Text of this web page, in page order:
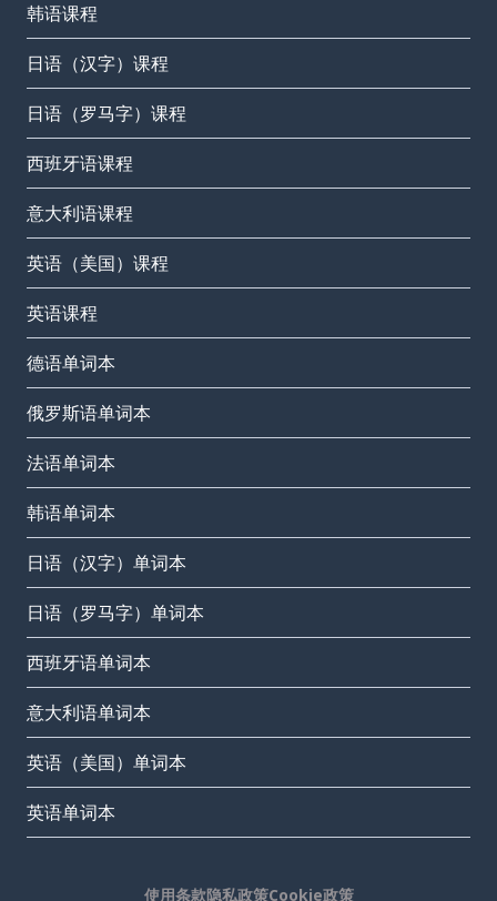
韩语课程
日语（汉字）课程
日语（罗马字）课程
西班牙语课程
意大利语课程
英语（美国）课程
英语课程
德语单词本
俄罗斯语单词本
法语单词本
韩语单词本
日语（汉字）单词本
日语（罗马字）单词本
西班牙语单词本
意大利语单词本
英语（美国）单词本
英语单词本
使用条款隐私政策Cookie政策